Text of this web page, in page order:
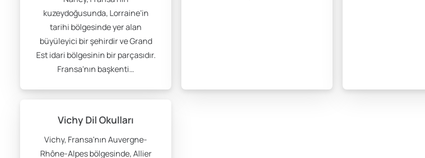
kuzeydoğusunda, Lorraine'in
tarihi bölgesinde yer alan
büyüleyici bir şehirdir ve Grand
Est idari bölgesinin bir parçasıdır.
Fransa'nın başkenti…
Vichy Dil Okulları
Vichy, Fransa'nın Auvergne-
Rhône-Alpes bölgesinde, Allier